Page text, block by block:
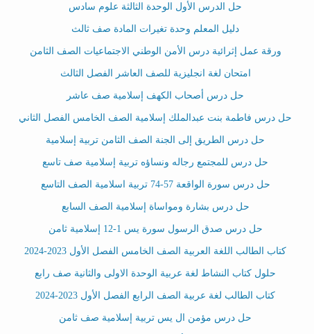
حل الدرس الأول الوحدة الثالثة علوم سادس
دليل المعلم وحدة تغيرات المادة صف ثالث
ورقة عمل إثرائية درس الأمن الوطني الاجتماعيات الصف الثامن
امتحان لغة انجليزية للصف العاشر الفصل الثالث
حل درس أصحاب الكهف إسلامية صف عاشر
حل درس فاطمة بنت عبدالملك إسلامية الصف الخامس الفصل الثاني
حل درس الطريق إلى الجنة الصف الثامن تربية إسلامية
حل درس للمجتمع رجاله ونساؤه تربية إسلامية صف تاسع
حل درس سورة الواقعة 57-74 تربية اسلامية الصف التاسع
حل درس بشارة ومواساة إسلامية الصف السابع
حل درس صدق الرسول سورة يس 1-12 إسلامية ثامن
كتاب الطالب اللغة العربية الصف الخامس الفصل الأول 2023-2024
حلول كتاب النشاط لغة عربية الوحدة الاولى والثانية صف رابع
كتاب الطالب لغة عربية الصف الرابع الفصل الأول 2023-2024
حل درس مؤمن ال يس تربية إسلامية صف ثامن